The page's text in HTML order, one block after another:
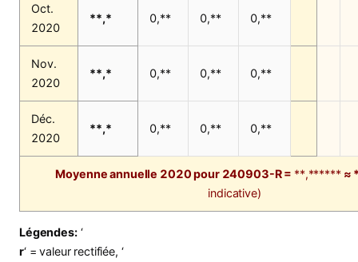
Oct.
2020
**,* 0,** 0,** 0,**
Nov.
2020
**,* 0,** 0,** 0,**
Déc.
2020
**,* 0,** 0,** 0,**
Moyenne annuelle 2020 pour 240903-R = **,******≈
indicative)
Légendes:‘
r‘ = valeur rectifiée, ‘